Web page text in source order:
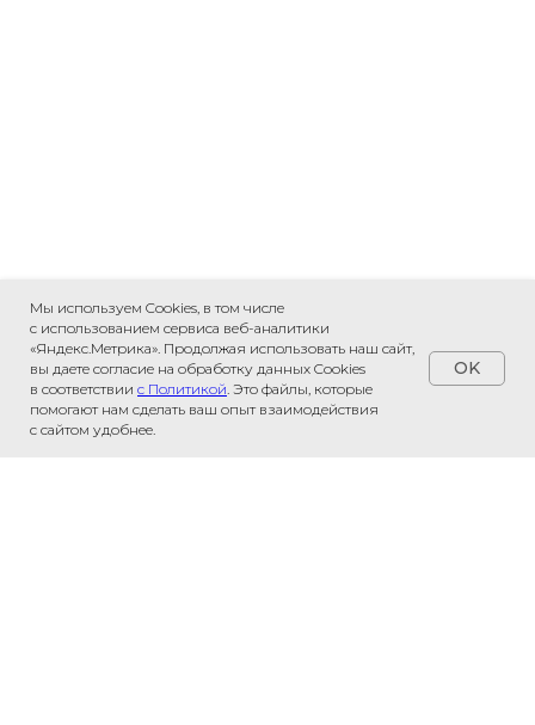
Мы используем Cookies, в том числе
с использованием сервиса веб-аналитики
«Яндекс.Метрика». Продолжая использовать наш сайт,
вы даете согласие на обработку данных Cookies
в соответствии с Политикой. Это файлы, которые
помогают нам сделать ваш опыт взаимодействия
с сайтом удобнее.
OK